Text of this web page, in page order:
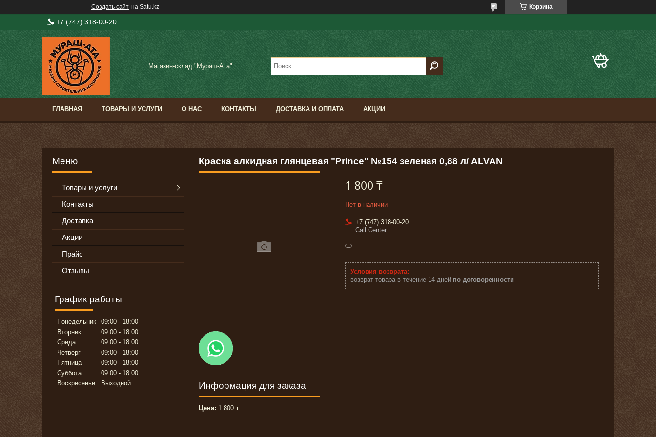
Создать сайт на Satu.kz Корзина
+7 (747) 318-00-20
Магазин-склад "Мураш-Ата"
ГЛАВНАЯ ТОВАРЫ И УСЛУГИ О НАС КОНТАКТЫ ДОСТАВКА И ОПЛАТА АКЦИИ
Краска алкидная глянцевая "Prince" №154 зеленая 0,88 л/ ALVAN
1 800 ₸
Нет в наличии
+7 (747) 318-00-20
Call Center
возврат товара в течение 14 дней по договоренности
Информация для заказа
Цена: 1 800 ₸
Товары и услуги
Контакты
Доставка
Акции
Прайс
Отзывы
График работы
Понедельник 09:00
18:00
Вторник
09:00
18:00
Среда
09:00
18:00
Четверг
09:00
18:00
Пятница
09:00
18:00
Суббота
09:00
18:00
Воскресенье
Выходной